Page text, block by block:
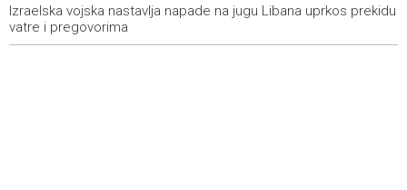
09:17
Požar kod Konjica lokaliziran, vatrogasci i dalje na
terenu
Izraelska vojska nastavlja napade na jugu Libana uprkos prekidu
vatre i pregovorima